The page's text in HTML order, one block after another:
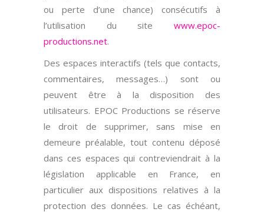
ou perte d’une chance) consécutifs à
l’utilisation du site www.epoc-
productions.net.
Des espaces interactifs (tels que contacts,
commentaires, messages…) sont ou
peuvent être à la disposition des
utilisateurs. EPOC Productions se réserve
le droit de supprimer, sans mise en
demeure préalable, tout contenu déposé
dans ces espaces qui contreviendrait à la
législation applicable en France, en
particulier aux dispositions relatives à la
protection des données. Le cas échéant,